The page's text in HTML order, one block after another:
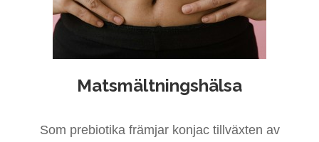
Matsmältningshälsa
Som prebiotika främjar konjac tillväxten av